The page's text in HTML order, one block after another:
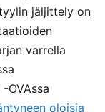
jäljittely on
varrella
-OVAssa
oloisia